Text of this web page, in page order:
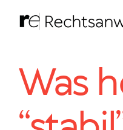
Inhalt
Was